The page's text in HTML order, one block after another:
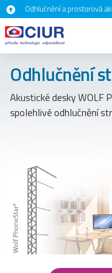
Odhlučnění a prostorová
Odhlučnění
Akustické desky WOLF
spolehlivé odhlučnění